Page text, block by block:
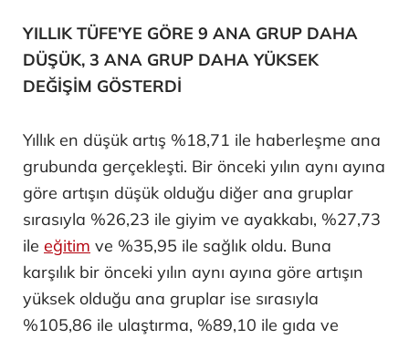
YILLIK TÜFE'YE GÖRE 9 ANA GRUP DAHA
DÜŞÜK, 3 ANA GRUP DAHA YÜKSEK
DEĞİŞİM GÖSTERDİ
Yıllık en düşük artış %18,71 ile haberleşme ana
grubunda gerçekleşti. Bir önceki yılın aynı ayına
göre artışın düşük olduğu diğer ana gruplar
sırasıyla %26,23 ile giyim ve ayakkabı, %27,73
ile eğitim ve %35,95 ile sağlık oldu. Buna
karşılık bir önceki yılın aynı ayına göre artışın
yüksek olduğu ana gruplar ise sırasıyla
%105,86 ile ulaştırma, %89,10 ile gıda ve